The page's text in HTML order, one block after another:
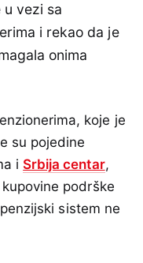
vezi sa
i rekao da je
onima
koje je
su pojedine
iSrbija centar,
podrške
sistem ne